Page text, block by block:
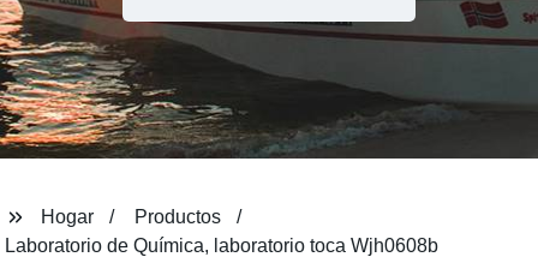
Hogar
Productos
Laboratorio de Química, laboratorio toca Wjh0608b